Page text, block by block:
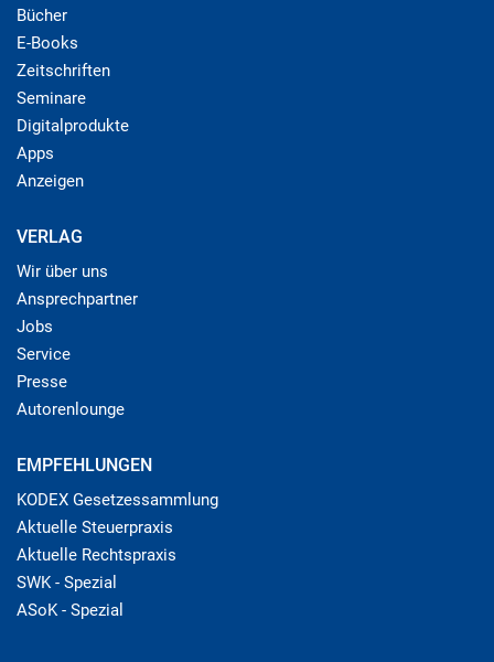
Bücher
E-Books
Zeitschriften
Seminare
Digitalprodukte
Apps
Anzeigen
VERLAG
Wir über uns
Ansprechpartner
Jobs
Service
Presse
Autorenlounge
EMPFEHLUNGEN
KODEX Gesetzessammlung
Aktuelle Steuerpraxis
Aktuelle Rechtspraxis
SWK - Spezial
ASoK - Spezial